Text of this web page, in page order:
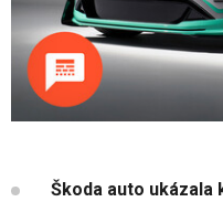
Škoda auto